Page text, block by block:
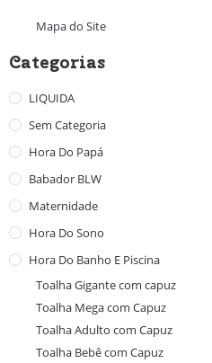
Mapa do Site
Categorias
LIQUIDA
Sem Categoria
Hora Do Papá
Babador BLW
Maternidade
Hora Do Sono
Hora Do Banho E Piscina
Toalha Gigante com capuz
Toalha Mega com Capuz
Toalha Adulto com Capuz
Toalha Bebê com Capuz